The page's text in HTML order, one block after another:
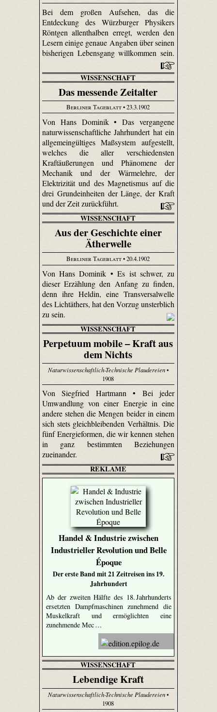
Bei dem großen Aufsehen, das die
Entdeckung des Würzburger Physikers
Röntgen allenthalben erregt, werden den
Lesern einige genaue Angaben über seinen
bisherigen Lebensgang willkommen sein.
WISSENSCHAFT
Das messende Zeitalter
Berliner Tageblatt• 23.3.1902
Von Hans Dominik • Das vergangene
naturwissenschaftliche Jahrhundert hat ein
allgemeingültiges Maßsystem aufgestellt,
welches die aller verschiedensten
Kraftäußerungen und Phänomene der
Mechanik und der Wärmelehre, der
Elektrizität und des Magnetismus auf die
drei Grundeinheiten der Länge, der Kraft
und der Zeit zurückführt.
WISSENSCHAFT
Aus der Geschichte einer
Ätherwelle
Berliner Tageblatt• 20.4.1902
Von Hans Dominik • Es ist schwer, zu
dieser Erzählung den Anfang zu finden,
denn ihre Heldin, eine Transversalwelle
des Lichtäthers, hat den Vorzug unsterblich
zu sein.
WISSENSCHAFT
Perpetuum mobile – Kraft aus
dem Nichts
Naturwissenschaftlich-Technische Plaudereien•
1908
Von Siegfried Hartmann • Bei jeder
Umwandlung von einer Energie in eine
andere stehen die Mengen beider in einem
sich stets gleichbleibenden Verhältnis. Die
fünf Energieformen, die wir kennen stehen
in ganz bestimmten Beziehungen
zueinander.
REKLAME
Handel & Industrie zwischen
Industrieller Revolution und Belle
Époque
Der erste Band mit 21 Zeitreisen ins 19.
Jahrhundert
Ab der zweiten Hälfte des 18. Jahrhunderts
ersetzten Dampfmaschinen zunehmend die
Muskelkraft und ermöglichten eine
zunehmende Mec …
WISSENSCHAFT
Lebendige Kraft
Naturwissenschaftlich-Technische Plaudereien•
1908